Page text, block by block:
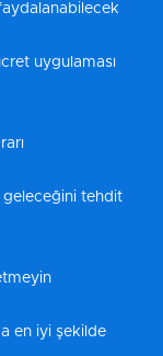
uygulaması
geleceğini tehdit
en iyi şekilde